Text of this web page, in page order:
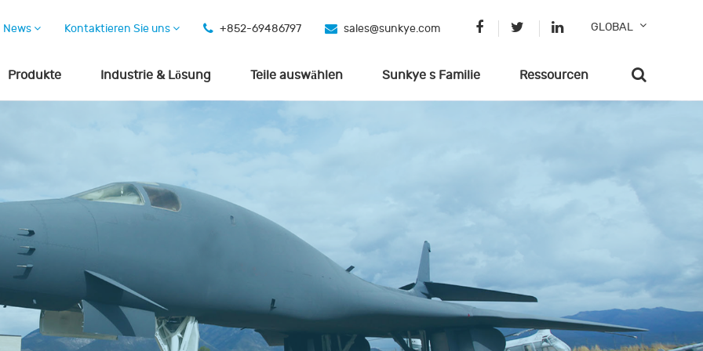
News Kontaktieren Sie uns +852-69486797 sales@sunkye.com GLOBAL
Produkte Industrie & Lösung Teile auswählen Sunkye s Familie Ressourcen